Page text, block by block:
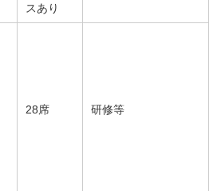
スあり
28席 研修等